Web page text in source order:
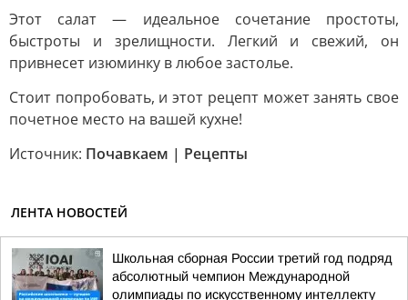
Этот салат — идеальное сочетание простоты,
быстроты и зрелищности. Легкий и свежий, он
привнесет изюминку в любое застолье.
Стоит попробовать, и этот рецепт может занять свое
почетное место на вашей кухне!
Источник: Почавкаем | Рецепты
ЛЕНТА НОВОСТЕЙ
Школьная сборная России третий год подряд
абсолютный чемпион Международной
олимпиады по искусственному интеллекту